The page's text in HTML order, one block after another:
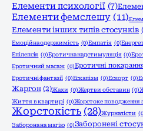
Елементи психології (7)
Елементи фемслешу (11)
Елементи інших типів стосунків
Емоційна одержимість (0)Емпатія (0)
Епілепсія (0)Еротична надстимуляція (0)
Еротичний масаж (0)Еротичні
Еротичні фантазії (0)Ескапізм (0)Ескорт (0)
Жаргон (2)Жахи (0)Жертви обставин (0)
Життя в квартирі (0)Жорстоке поводження
Жорстокість (28)Журналісти
Заборона на магію (0)Заборонені